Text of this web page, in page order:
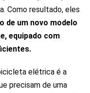
Como resultado, eles
de um novo modelo
equipado com
elétrica é a
precisam de uma